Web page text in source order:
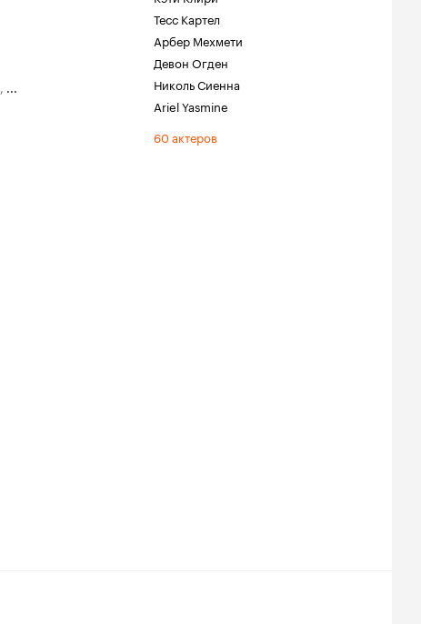
, ...
Тесс Картел
Арбер Мехмети
Девон Огден
Николь Сиенна
Ariel Yasmine
60 актеров